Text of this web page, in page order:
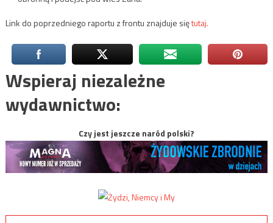
Link do poprzedniego raportu z frontu znajduje siętutaj.
Wspieraj niezależne
wydawnictwo:
Czy jest jeszcze naród polski?